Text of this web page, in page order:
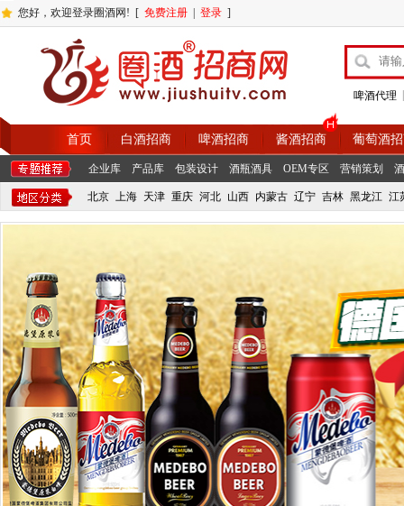
您好，欢迎登录圈酒网! [ 免费注册 登录 ]
啤酒代理
首页 白酒招商 啤酒招商 酱酒招商 葡萄酒
企业库 产品库 包装设计 酒瓶酒具 OEM专区 营销策划
北京 上海 天津 重庆 河北 山西 内蒙古 辽宁 吉林 黑龙江 江